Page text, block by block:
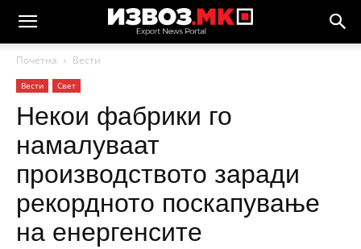
Почетна Вести
Вести Свет
Некои фабрики го
намалуваат
производството заради
рекордното поскапување
на енергенсите